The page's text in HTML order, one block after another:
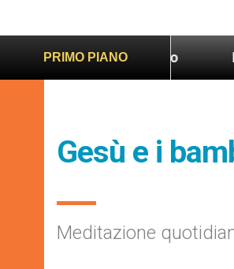
PRIMO PIANO
sano e giusto LEV:
Gesù e i
Meditazione